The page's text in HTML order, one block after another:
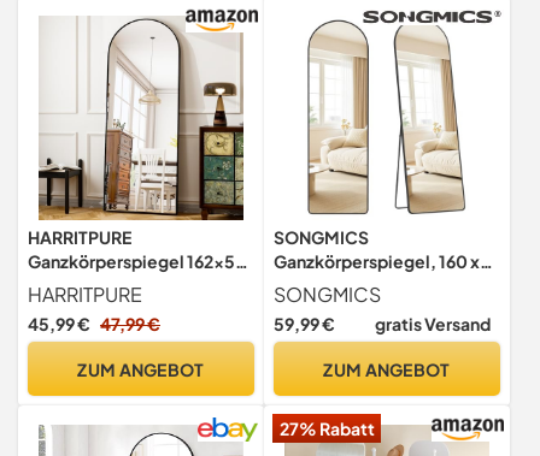
HARRITPURE
Ganzkörperspiegel 162x53
cm, Gewölbter
Standspiegel mit
Aluminiumrahmen,
Vollständige Ansicht, Für
Wohnzimmer, Flur, Schwarz
HARRITPURE
45,99 € 47,99 €
ZUM ANGEBOT
SONGMICS
Ganzkörperspiegel, 160 x
50 cm, gewölbter
Standspiegel, Rahmen aus
Aluminiumlegierung,
Ecke, für Schlafzimmer,
tintenschwarz
SONGMICS
59,99 € gratis Versand
ZUM ANGEBOT
27% Rabatt